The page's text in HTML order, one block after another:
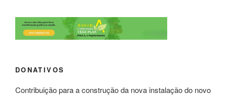
DONATIVOS
Contribuição para a construção da nova instalação do novo